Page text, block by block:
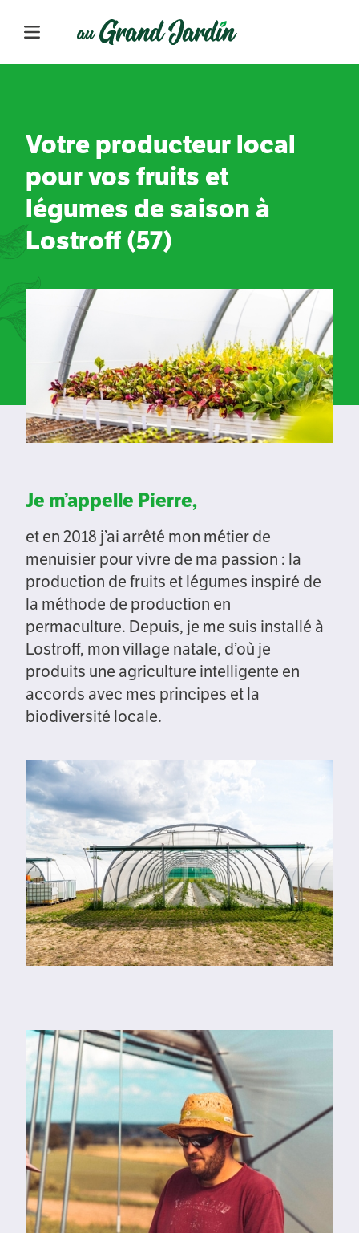
Votre producteur local
pour vos fruits et
légumes de saison à
Lostroff (57)
Je m’appelle Pierre,
et en 2018 j’ai arrêté mon métier de
menuisier pour vivre de ma passion : la
production de fruits et légumes inspiré de
la méthode de production en
permaculture. Depuis, je me suis installé à
Lostroff, mon village natale, d’où je
produits une agriculture intelligente en
accords avec mes principes et la
biodiversité locale.